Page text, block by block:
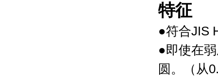
特征
●符合JIS
●即使在
圆。（从